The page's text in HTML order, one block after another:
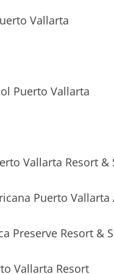
Vallarta
Puerto Vallarta
Vallarta Resort &
Puerto
Preserve Resort &
Vallarta Resort